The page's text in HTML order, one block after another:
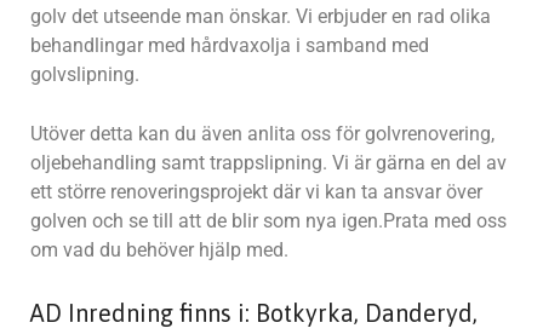
golv det utseende man önskar. Vi erbjuder en rad olika
behandlingar med hårdvaxolja i samband med
golvslipning.
Utöver detta kan du även anlita oss för golvrenovering,
oljebehandling samt trappslipning. Vi är gärna en del av
ett större renoveringsprojekt där vi kan ta ansvar över
golven och se till att de blir som nya igen.Prata med oss
om vad du behöver hjälp med.
AD Inredning finns i: Botkyrka, Danderyd,